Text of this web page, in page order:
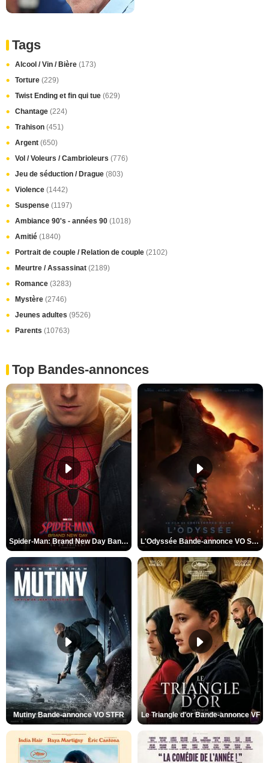
Tags
Alcool / Vin / Bière (173)
Torture (229)
Twist Ending et fin qui tue (629)
Chantage (224)
Trahison (451)
Argent (650)
Vol / Voleurs / Cambrioleurs (776)
Jeu de séduction / Drague (803)
Violence (1442)
Suspense (1197)
Ambiance 90's - années 90 (1018)
Amitié (1840)
Portrait de couple / Relation de couple (2102)
Meurtre / Assassinat (2189)
Romance (3283)
Mystère (2746)
Jeunes adultes (9526)
Parents (10763)
Top Bandes-annonces
Spider-Man: Brand New Day Bande-annonce VO STFR L'Odyssée Bande-annonce VO STFR
Mutiny Bande-annonce VO STFR Le Triangle d'or Bande-annonce VF